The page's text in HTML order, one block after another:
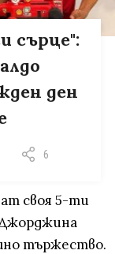
сърце":
ден
6
своя 5-ти
тържество.